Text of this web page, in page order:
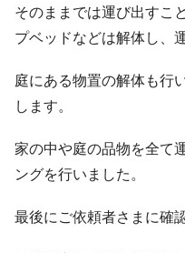
そのままでは運び出すこ
プベッドなどは解体し、
庭にある物置の解体も行
します。
家の中や庭の品物を全て
ングを行いました。
最後にご依頼者さまに確